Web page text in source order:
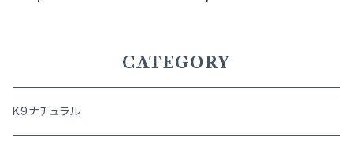
CATEGORY
K9ナチュラル